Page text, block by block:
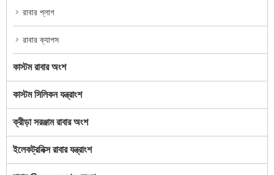
রাবার প্লাগ
রাবার ক্যাপস
কাস্টম রাবার অংশ
কাস্টম সিলিকন যন্ত্রাংশ
ক্রীড়া সরঞ্জাম রাবার অংশ
ইলেকট্রনিক্স রাবার যন্ত্রাংশ